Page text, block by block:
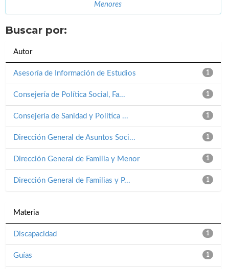
Menores
Buscar por:
Autor
1
Asesoría de Información de Estudios
1
Consejería de Política Social, Fa...
1
Consejería de Sanidad y Política ...
1
Dirección General de Asuntos Soci...
1
Dirección General de Familia y Menor
1
Dirección General de Familias y P...
Materia
1
Discapacidad
1
Guías